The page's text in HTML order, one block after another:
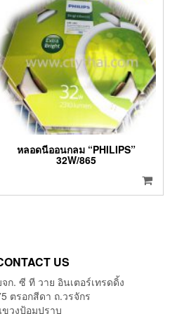
หลอดนีออนกลม “PHILIPS”
32W/865
US
ก. ซี ที วาย อินเตอร์เทรดดิ้ง
ตรอกสีดา ถ.วรจักร
ขวงป้อมปราบ